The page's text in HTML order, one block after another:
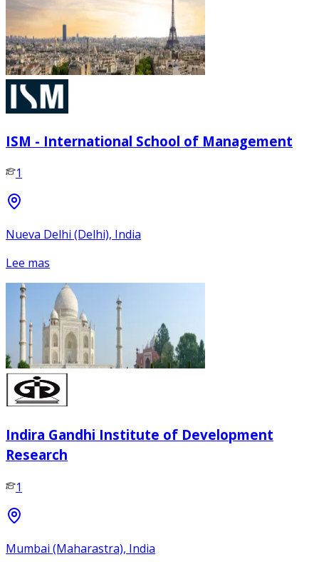
ISM - International School of Management
1
Nueva Delhi (Delhi), India
Lee mas
Indira Gandhi Institute of Development
Research
1
Mumbai (Maharastra), India